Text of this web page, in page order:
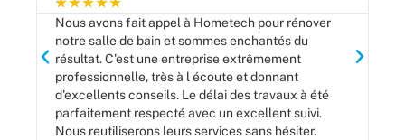
Nous avons fait appel à Hometech pour rénover
notre salle de bain et sommes enchantés du
résultat. C'est une entreprise extrêmement
professionnelle, très à l écoute et donnant
d'excellents conseils. Le délai des travaux à été
parfaitement respecté avec un excellent suivi.
Nous reutiliserons leurs services sans hésiter.